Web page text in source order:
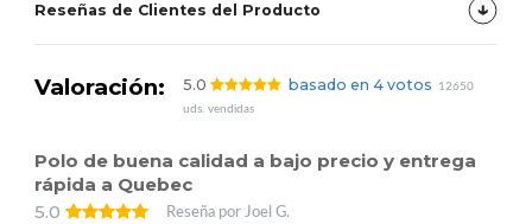
Reseñas de Clientes del Producto
Valoración: 5.0 basado en 4 votos
12650
uds. vendidas
Polo de buena calidad a bajo precio y entrega
rápida a Quebec
5.0
Reseña por Joel G.